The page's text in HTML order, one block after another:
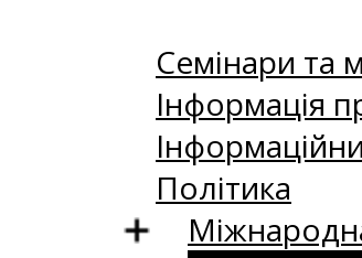
Семінари та
Інформація
Політика